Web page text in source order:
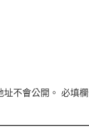
不會公開。 必填